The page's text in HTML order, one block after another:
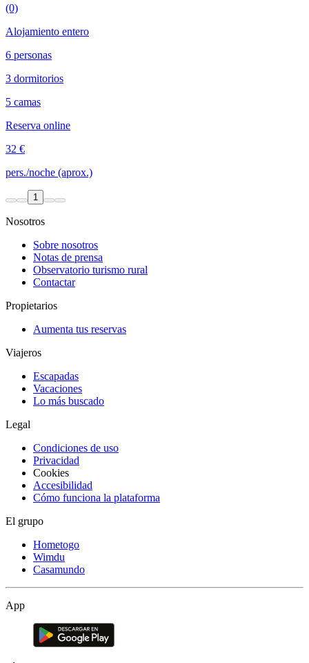
(0)
Alojamiento entero
6 personas
3 dormitorios
5 camas
Reserva online
32 €
pers./noche (aprox.)
1
Nosotros
Sobre nosotros
Notas de prensa
Observatorio turismo rural
Contactar
Propietarios
Aumenta tus reservas
Viajeros
Escapadas
Vacaciones
Lo más buscado
Legal
Condiciones de uso
Privacidad
Cookies
Accesibilidad
Cómo funciona la plataforma
El grupo
Hometogo
Wimdu
Casamundo
App